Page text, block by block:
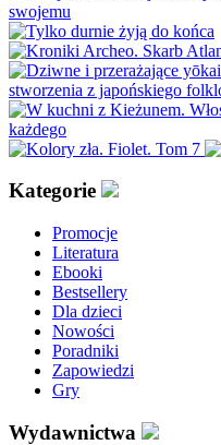
Kategorie
Promocje
Literatura
Ebooki
Bestsellery
Dla dzieci
Nowości
Poradniki
Zapowiedzi
Gry
Wydawnictwa